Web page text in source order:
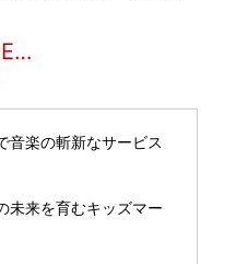
音楽の斬新なサービス
未来を育むキッズマー